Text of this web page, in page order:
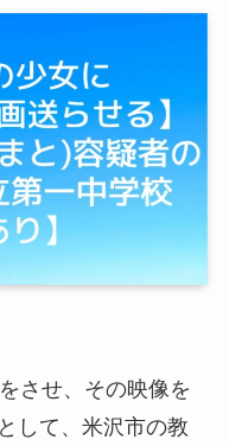
させ、その映像を
して、米沢市の教